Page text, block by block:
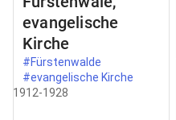
evangelische
Kirche
#Fürstenwalde
#evangelische Kirche
1912-1928